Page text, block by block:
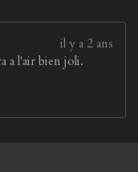
il y a 2 ans
a l'air bien joli.